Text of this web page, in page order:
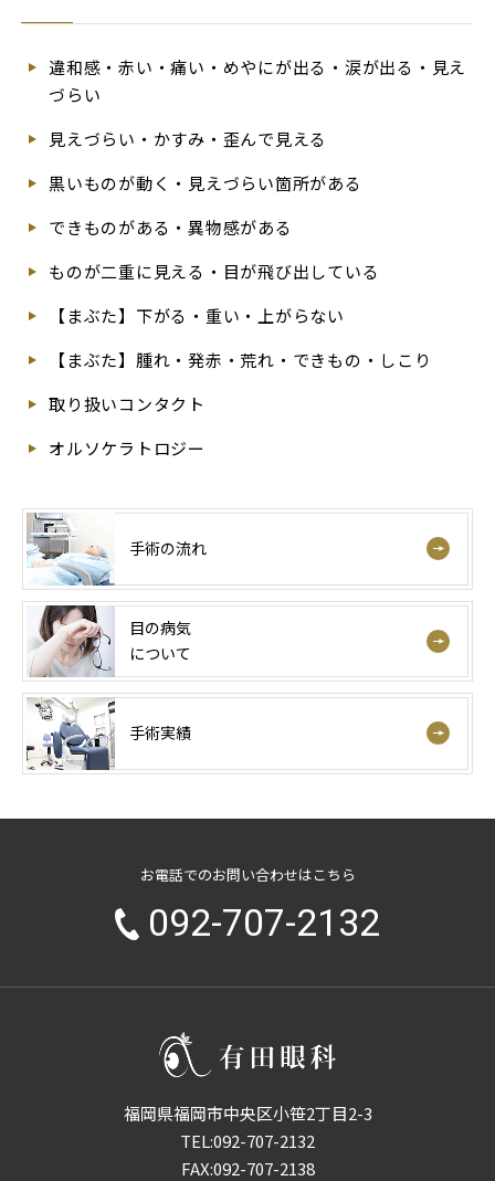
違和感・赤い・痛い・めやにが出る・涙が出る・見え
づらい
見えづらい・かすみ・歪んで見える
黒いものが動く・見えづらい箇所がある
できものがある・異物感がある
ものが二重に見える・目が飛び出している
【まぶた】下がる・重い・上がらない
【まぶた】腫れ・発赤・荒れ・できもの・しこり
取り扱いコンタクト
オルソケラトロジー
手術の流れ
目の病気
について
手術実績
お電話でのお問い合わせはこちら
092-707-2132
福岡県福岡市中央区小笹2丁目2-3
TEL:092-707-2132
FAX:092-707-2138